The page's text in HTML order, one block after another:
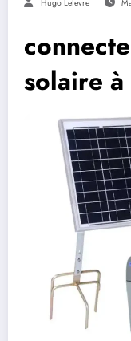
Hugo Lefevre
solaire